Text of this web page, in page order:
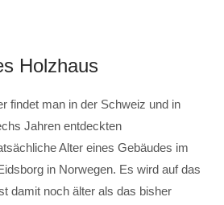
Holzhaus
findet man in der Schweiz und in
Jahren entdeckten
Alter eines Gebäudes im
in Norwegen. Es wird auf das
damit noch älter als das bisher